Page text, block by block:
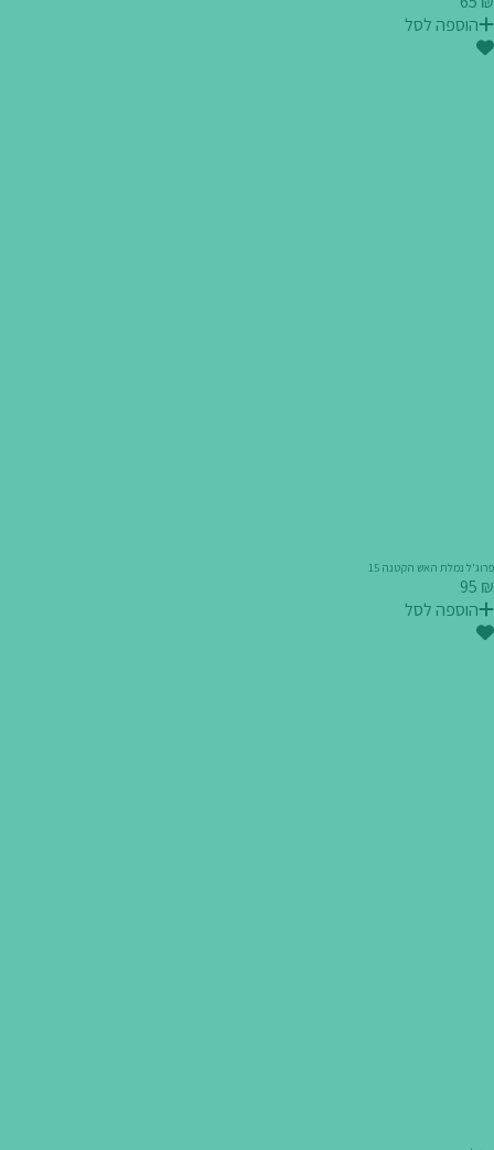
הוספה לסל
פרוג'ל נמלת האש הקטנה 15
₪ 95
הוספה לסל